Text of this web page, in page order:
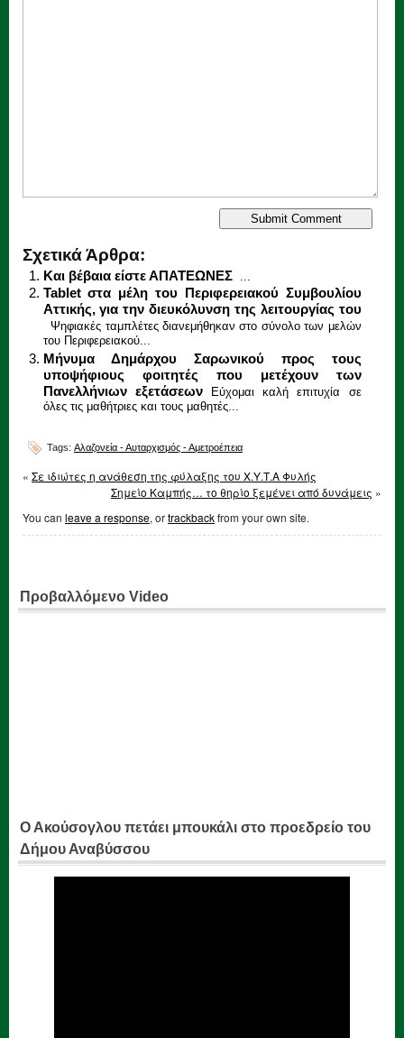
Σχετικά Άρθρα:
Και βέβαια είστε ΑΠΑΤΕΩΝΕΣ ...
Tablet στα μέλη του Περιφερειακού Συμβουλίου
Αττικής, για την διευκόλυνση της λειτουργίας του
Ψηφιακές ταμπλέτες διανεμήθηκαν στο σύνολο των μελών
του Περιφερειακού...
Μήνυμα Δημάρχου Σαρωνικού προς τους
υποψήφιους φοιτητές που μετέχουν των
Πανελλήνιων εξετάσεων
Εύχομαι καλή επιτυχία σε
όλες τις μαθήτριες και τους μαθητές...
Tags: Αλαζονεία - Αυταρχισμός - Αμετροέπεια
« Σε ιδιώτες η ανάθεση της φύλαξης του Χ.Υ.Τ.Α Φυλής
Σημείο Καμπής… το θηρίο ξεμένει από δυνάμεις »
You can leave a response, ortrackbackfrom your own site.
Προβαλλόμενο Video
Ο Ακούσογλου πετάει μπουκάλι στο προεδρείο του
Δήμου Αναβύσσου